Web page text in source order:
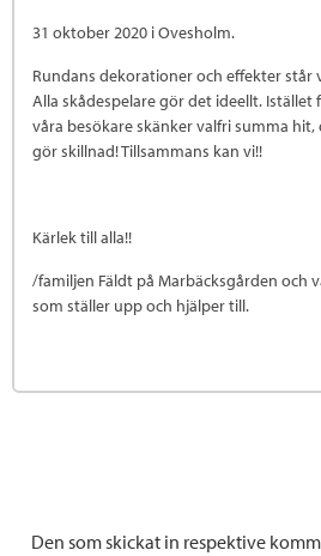
31 oktober 2020 i Ovesholm.
Rundans dekorationer och effekter står
Alla skådespelare gör det ideellt.
våra besökare skänker valfri summa
gör skillnad! Tillsammans kan vi!!
Kärlek till alla!!
/familjen Fäldt på Marbäcksgården och
som ställer upp och hjälper till.
Den som skickat in respektive